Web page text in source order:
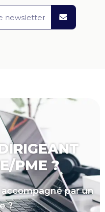
PME ?
par un
?